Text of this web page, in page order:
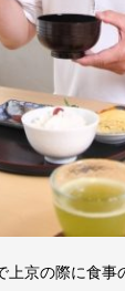
上京の際に食